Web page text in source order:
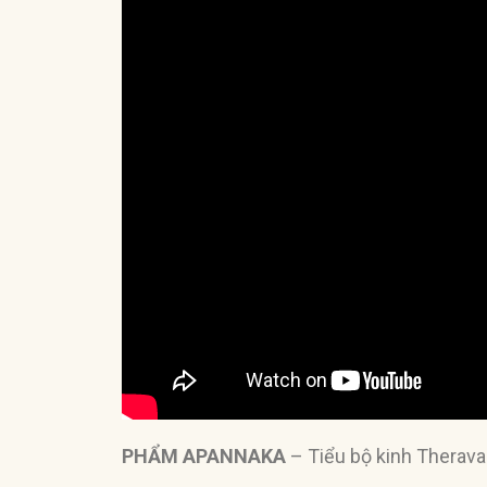
PHẨM APANNAKA – Tiểu bộ kinh